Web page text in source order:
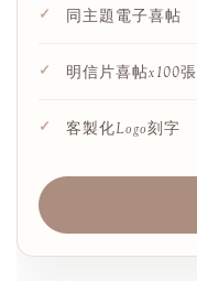
✓ 同主題電子喜帖
✓ 明信片喜帖x100張
✓ 客製化Logo刻字